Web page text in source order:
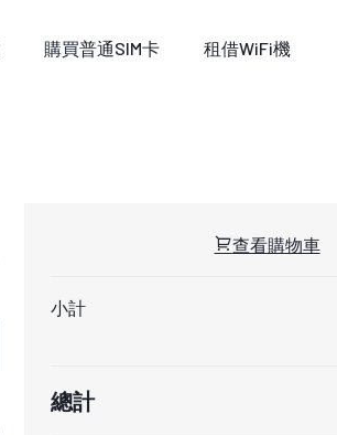
購買普通SIM卡 租借WiFi機
查看購物車
小計
總計